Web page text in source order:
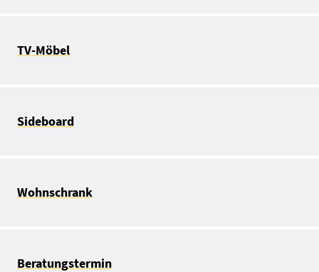
TV-Möbel
Sideboard
Wohnschrank
Beratungstermin